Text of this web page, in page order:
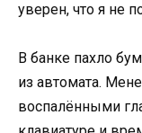
уверен, что я не
В банке пахло
из автомата.
воспалёнными